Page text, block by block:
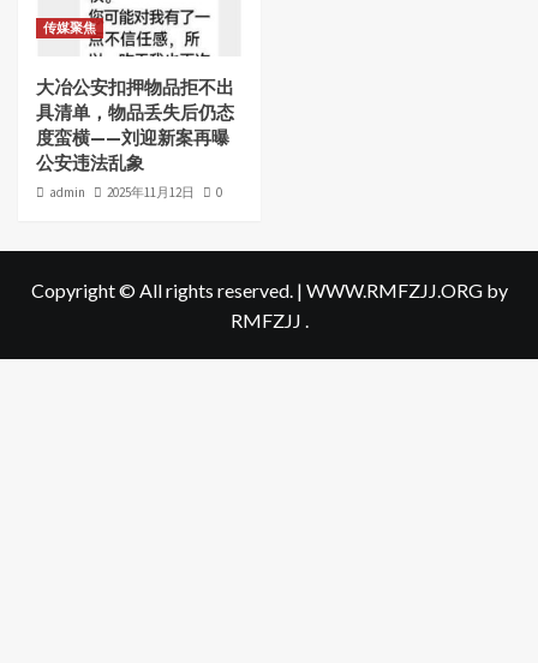
传媒聚焦
大冶公安扣押物品拒不出
具清单，物品丢失后仍态
度蛮横——刘迎新案再曝
公安违法乱象
admin 2025年11月12日 0
Copyright © All rights reserved. | WWW.RMFZJJ.ORGby
RMFZJJ .